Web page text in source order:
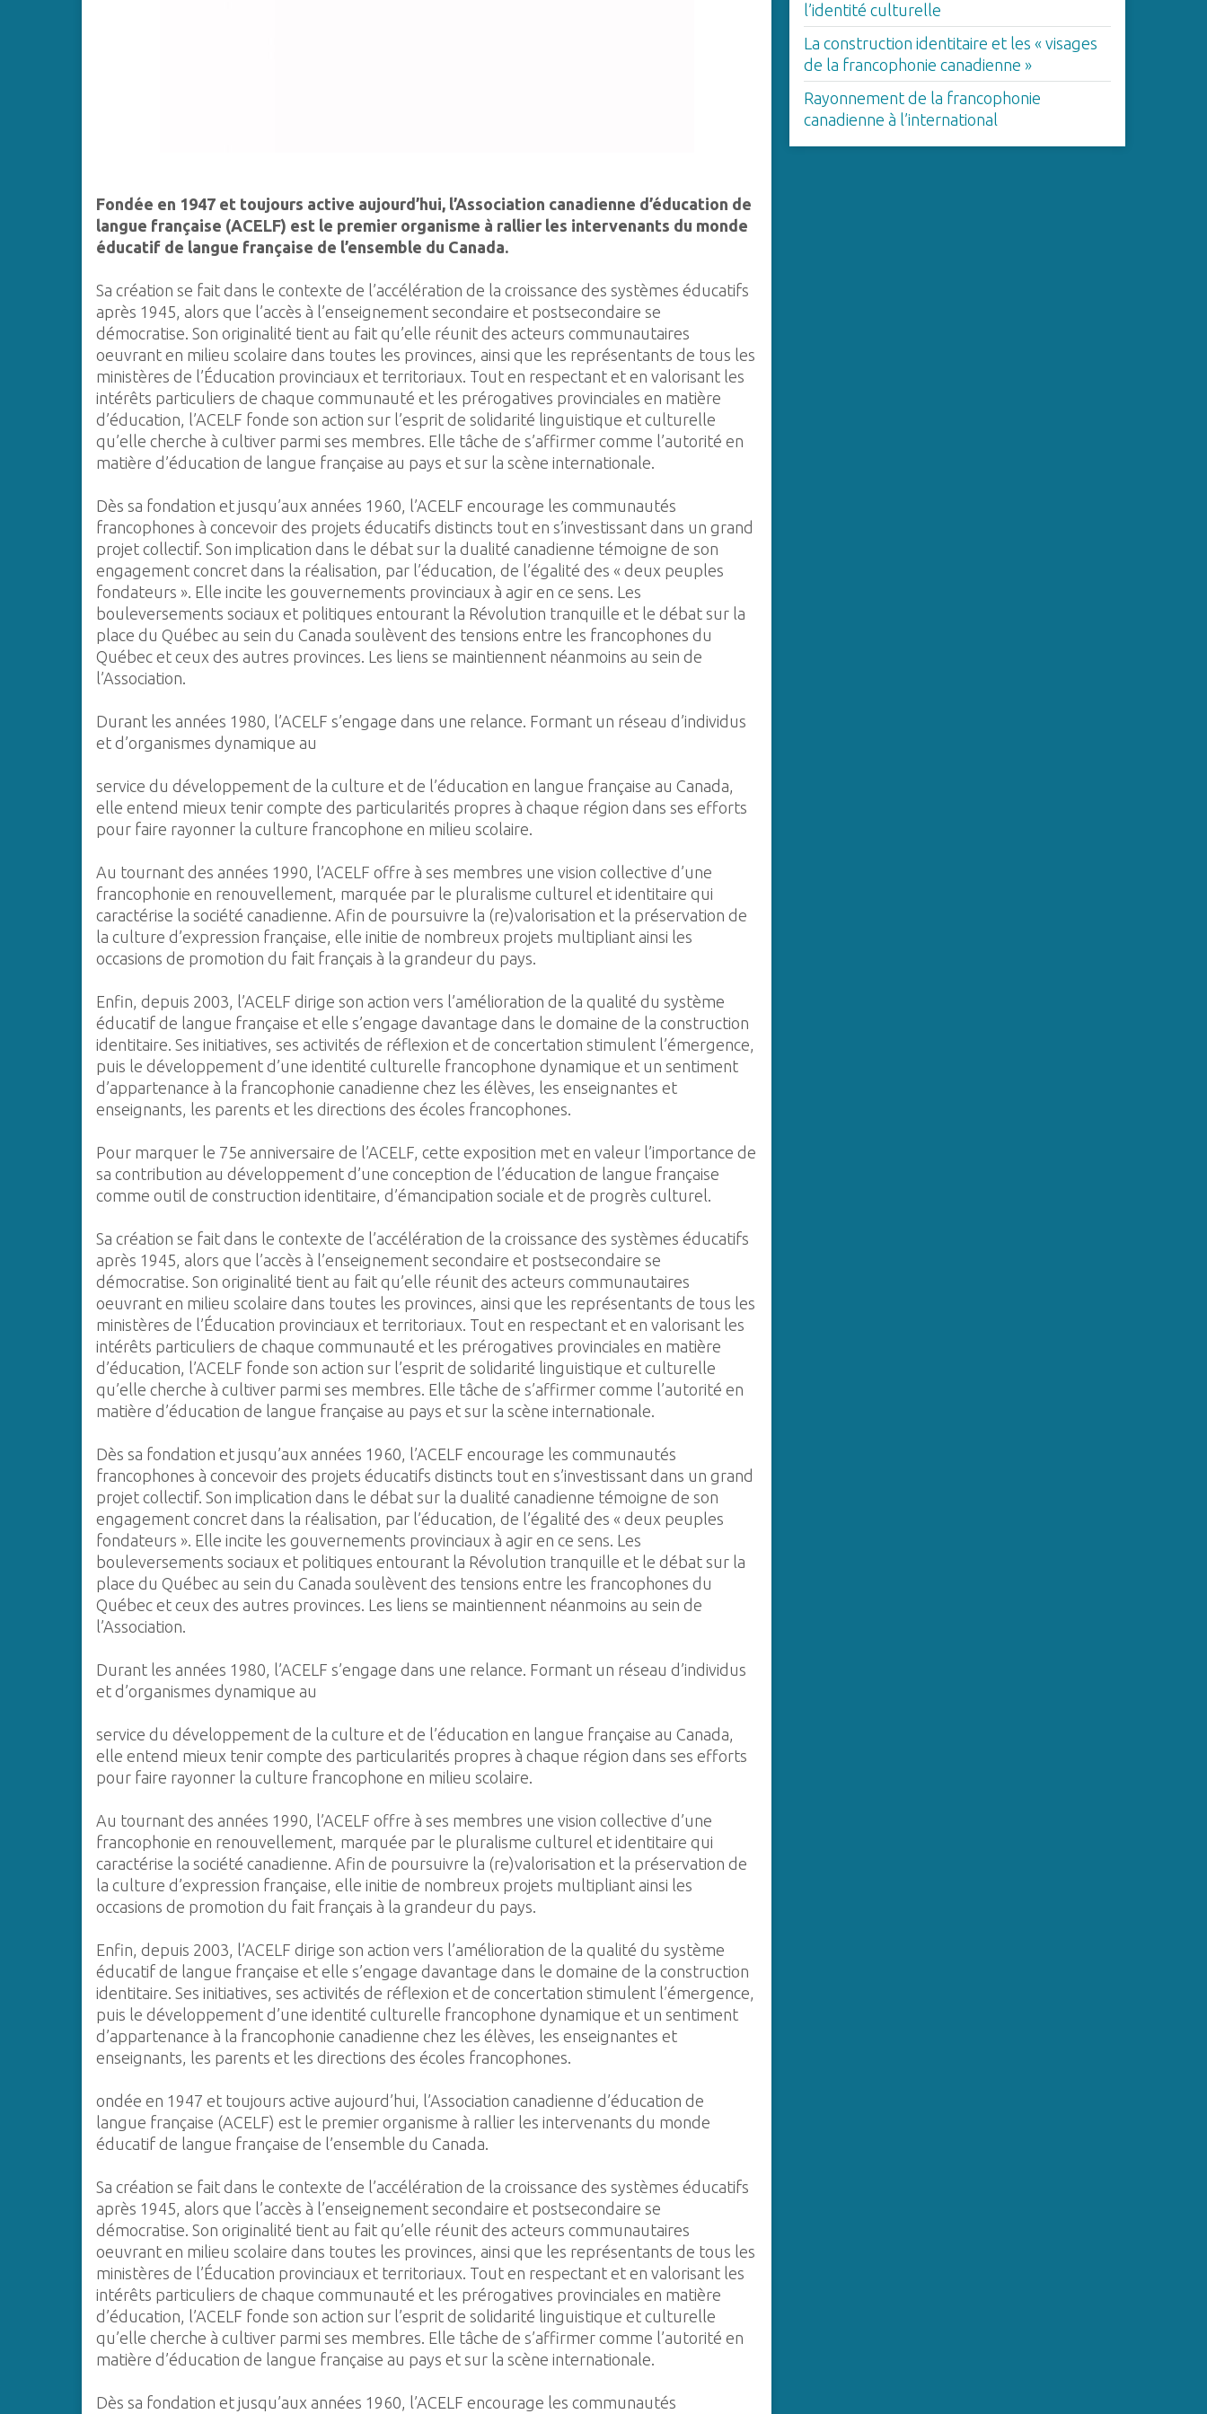
Fondée en 1947 et toujours active aujourd’hui, l’Association canadienne d’éducation de
langue française (ACELF) est le premier organisme à rallier les intervenants du monde
éducatif de langue française de l’ensemble du Canada.
Sa création se fait dans le contexte de l’accélération de la croissance des systèmes éducatifs
après 1945, alors que l’accès à l’enseignement secondaire et postsecondaire se
démocratise. Son originalité tient au fait qu’elle réunit des acteurs communautaires
oeuvrant en milieu scolaire dans toutes les provinces, ainsi que les représentants de tous les
ministères de l’Éducation provinciaux et territoriaux. Tout en respectant et en valorisant les
intérêts particuliers de chaque communauté et les prérogatives provinciales en matière
d’éducation, l’ACELF fonde son action sur l’esprit de solidarité linguistique et culturelle
qu’elle cherche à cultiver parmi ses membres. Elle tâche de s’affirmer comme l’autorité en
matière d’éducation de langue française au pays et sur la scène internationale.
Dès sa fondation et jusqu’aux années 1960, l’ACELF encourage les communautés
francophones à concevoir des projets éducatifs distincts tout en s’investissant dans un grand
projet collectif. Son implication dans le débat sur la dualité canadienne témoigne de son
engagement concret dans la réalisation, par l’éducation, de l’égalité des « deux peuples
fondateurs ». Elle incite les gouvernements provinciaux à agir en ce sens. Les
bouleversements sociaux et politiques entourant la Révolution tranquille et le débat sur la
place du Québec au sein du Canada soulèvent des tensions entre les francophones du
Québec et ceux des autres provinces. Les liens se maintiennent néanmoins au sein de
l’Association.
Durant les années 1980, l’ACELF s’engage dans une relance. Formant un réseau d’individus
et d’organismes dynamique au
service du développement de la culture et de l’éducation en langue française au Canada,
elle entend mieux tenir compte des particularités propres à chaque région dans ses efforts
pour faire rayonner la culture francophone en milieu scolaire.
Au tournant des années 1990, l’ACELF offre à ses membres une vision collective d’une
francophonie en renouvellement, marquée par le pluralisme culturel et identitaire qui
caractérise la société canadienne. Afin de poursuivre la (re)valorisation et la préservation de
la culture d’expression française, elle initie de nombreux projets multipliant ainsi les
occasions de promotion du fait français à la grandeur du pays.
Enfin, depuis 2003, l’ACELF dirige son action vers l’amélioration de la qualité du système
éducatif de langue française et elle s’engage davantage dans le domaine de la construction
identitaire. Ses initiatives, ses activités de réflexion et de concertation stimulent l’émergence,
puis le développement d’une identité culturelle francophone dynamique et un sentiment
d’appartenance à la francophonie canadienne chez les élèves, les enseignantes et
enseignants, les parents et les directions des écoles francophones.
Pour marquer le 75e anniversaire de l’ACELF, cette exposition met en valeur l’importance de
sa contribution au développement d’une conception de l’éducation de langue française
comme outil de construction identitaire, d’émancipation sociale et de progrès culturel.
Sa création se fait dans le contexte de l’accélération de la croissance des systèmes éducatifs
après 1945, alors que l’accès à l’enseignement secondaire et postsecondaire se
démocratise. Son originalité tient au fait qu’elle réunit des acteurs communautaires
oeuvrant en milieu scolaire dans toutes les provinces, ainsi que les représentants de tous les
ministères de l’Éducation provinciaux et territoriaux. Tout en respectant et en valorisant les
intérêts particuliers de chaque communauté et les prérogatives provinciales en matière
d’éducation, l’ACELF fonde son action sur l’esprit de solidarité linguistique et culturelle
qu’elle cherche à cultiver parmi ses membres. Elle tâche de s’affirmer comme l’autorité en
matière d’éducation de langue française au pays et sur la scène internationale.
Dès sa fondation et jusqu’aux années 1960, l’ACELF encourage les communautés
francophones à concevoir des projets éducatifs distincts tout en s’investissant dans un grand
projet collectif. Son implication dans le débat sur la dualité canadienne témoigne de son
engagement concret dans la réalisation, par l’éducation, de l’égalité des « deux peuples
fondateurs ». Elle incite les gouvernements provinciaux à agir en ce sens. Les
bouleversements sociaux et politiques entourant la Révolution tranquille et le débat sur la
place du Québec au sein du Canada soulèvent des tensions entre les francophones du
Québec et ceux des autres provinces. Les liens se maintiennent néanmoins au sein de
l’Association.
Durant les années 1980, l’ACELF s’engage dans une relance. Formant un réseau d’individus
et d’organismes dynamique au
service du développement de la culture et de l’éducation en langue française au Canada,
elle entend mieux tenir compte des particularités propres à chaque région dans ses efforts
pour faire rayonner la culture francophone en milieu scolaire.
Au tournant des années 1990, l’ACELF offre à ses membres une vision collective d’une
francophonie en renouvellement, marquée par le pluralisme culturel et identitaire qui
caractérise la société canadienne. Afin de poursuivre la (re)valorisation et la préservation de
la culture d’expression française, elle initie de nombreux projets multipliant ainsi les
occasions de promotion du fait français à la grandeur du pays.
Enfin, depuis 2003, l’ACELF dirige son action vers l’amélioration de la qualité du système
éducatif de langue française et elle s’engage davantage dans le domaine de la construction
identitaire. Ses initiatives, ses activités de réflexion et de concertation stimulent l’émergence,
puis le développement d’une identité culturelle francophone dynamique et un sentiment
d’appartenance à la francophonie canadienne chez les élèves, les enseignantes et
enseignants, les parents et les directions des écoles francophones.
ondée en 1947 et toujours active aujourd’hui, l’Association canadienne d’éducation de
langue française (ACELF) est le premier organisme à rallier les intervenants du monde
éducatif de langue française de l’ensemble du Canada.
Sa création se fait dans le contexte de l’accélération de la croissance des systèmes éducatifs
après 1945, alors que l’accès à l’enseignement secondaire et postsecondaire se
démocratise. Son originalité tient au fait qu’elle réunit des acteurs communautaires
oeuvrant en milieu scolaire dans toutes les provinces, ainsi que les représentants de tous les
ministères de l’Éducation provinciaux et territoriaux. Tout en respectant et en valorisant les
intérêts particuliers de chaque communauté et les prérogatives provinciales en matière
d’éducation, l’ACELF fonde son action sur l’esprit de solidarité linguistique et culturelle
qu’elle cherche à cultiver parmi ses membres. Elle tâche de s’affirmer comme l’autorité en
matière d’éducation de langue française au pays et sur la scène internationale.
Dès sa fondation et jusqu’aux années 1960, l’ACELF encourage les communautés
l’identité culturelle
La construction identitaire et les « visages
de la francophonie canadienne »
Rayonnement de la francophonie
canadienne à l’international